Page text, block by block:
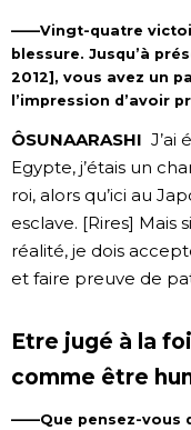
——Vingt-quatre
blessure. Jusqu’à
2012], vous avez un
l’impression d’avoir
ÔSUNAARASHI J’ai
Egypte, j’étais un
roi, alors qu’ici au
esclave. [Rires] Mais
réalité, je dois
et faire preuve de
Etre jugé à la
comme être
——Que pensez-vous